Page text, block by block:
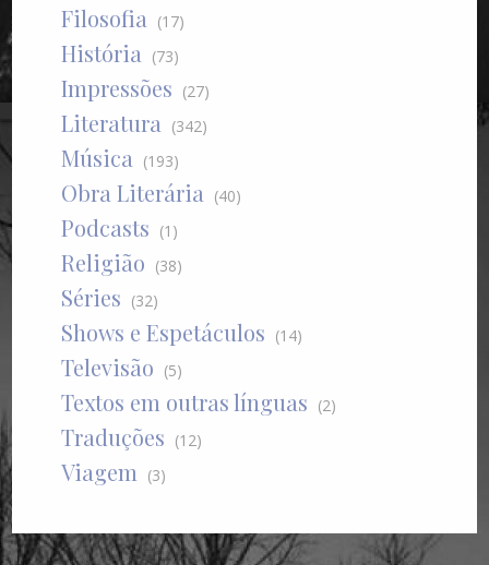
Filosofia (17)
História (73)
Impressões (27)
Literatura (342)
Música (193)
Obra Literária (40)
Podcasts (1)
Religião (38)
Séries (32)
Shows e Espetáculos (14)
Televisão (5)
Textos em outras línguas (2)
Traduções (12)
Viagem (3)